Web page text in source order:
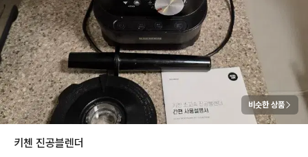
비슷한 상품
키첸 진공블렌더